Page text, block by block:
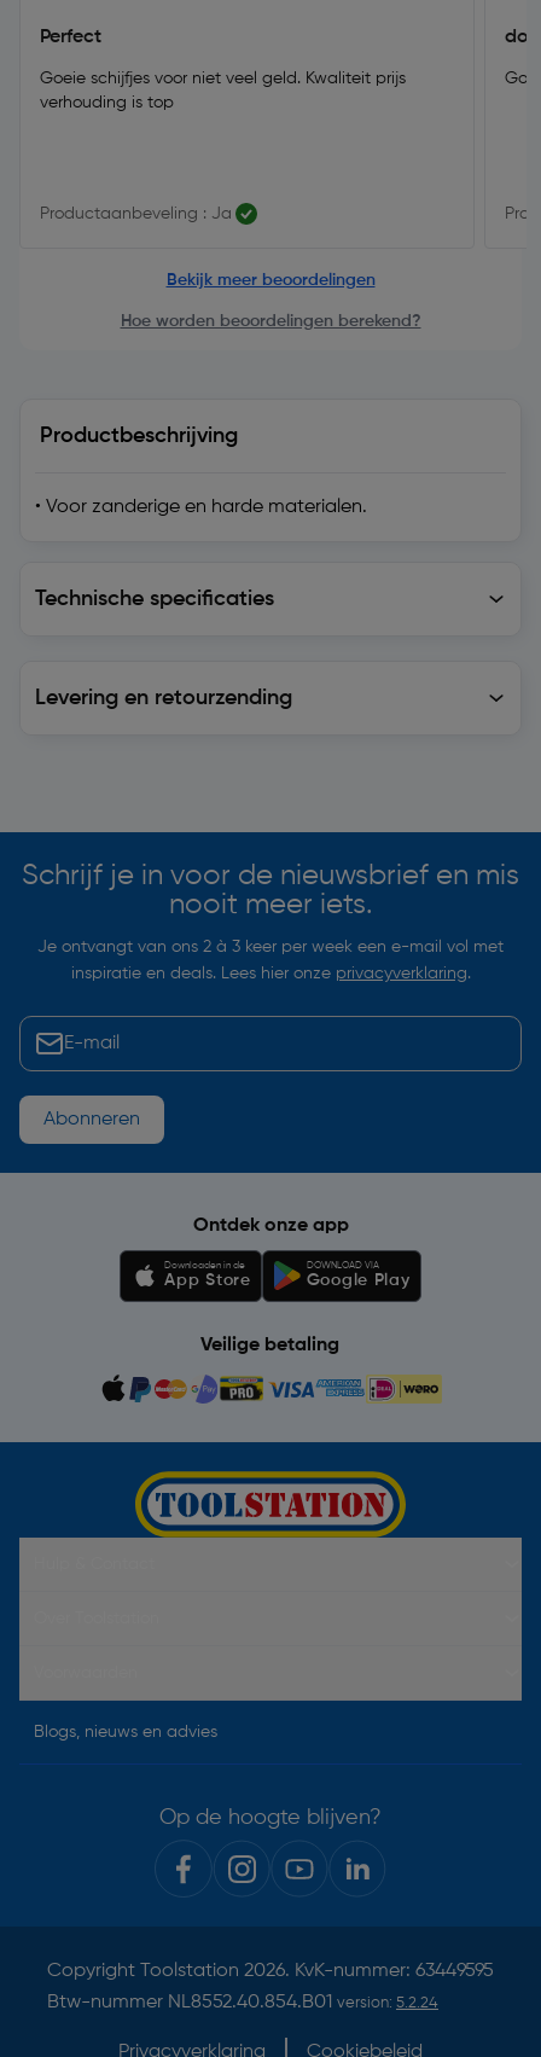
Perfect
Goeie schijfjes voor niet veel geld. Kwaliteit prijs
verhouding is top
Productaanbeveling : Ja
Bekijk meer beoordelingen
Hoe worden beoordelingen berekend?
Productbeschrijving
• Voor zanderige en harde materialen.
Technische specificaties
Levering en retourzending
Schrijf je in voor de nieuwsbrief en mis
nooit meer iets.
Je ontvangt van ons 2 à 3 keer per week een e-mail vol met
inspiratie en deals. Lees hier onze privacyverklaring.
Abonneren
Ontdek onze app
Downloaden in de
App Store
DOWNLOAD VIA
Google Play
Veilige betaling
Blogs, nieuws en advies
Op de hoogte blijven?
Copyright Toolstation 2026. KvK-nummer: 63449595
Btw-nummer NL8552.40.854.B01 version: 5.2.24
Privacyverklaring Cookiebeleid